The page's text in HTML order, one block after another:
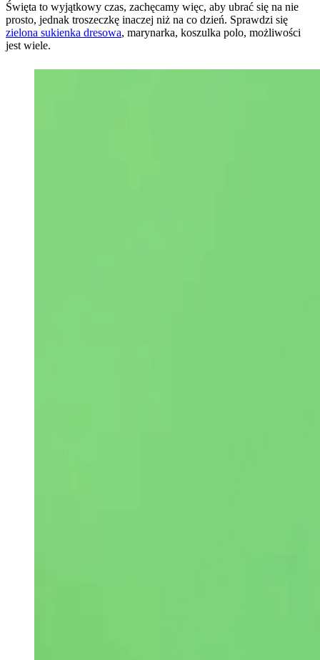
Święta to wyjątkowy czas, zachęcamy więc, aby ubrać się na nie
prosto, jednak troszeczkę inaczej niż na co dzień. Sprawdzi się
zielona sukienka dresowa, marynarka, koszulka polo, możliwości
jest wiele.